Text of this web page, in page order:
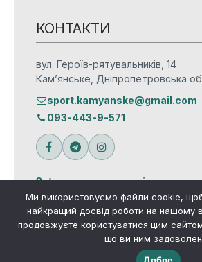
КОНТАКТИ
вул. Героїв-рятувальників, 14
Кам’янське, Дніпропетровська
sport.kamyanske@gmail.com
093-443-9-571
Зв’язатися з редакцією
© Всі права захищено
Ми використовуємо файли cookie,
найкращий досвід роботи на нашому
продовжуєте користуватися цим
що ви ним
Добре